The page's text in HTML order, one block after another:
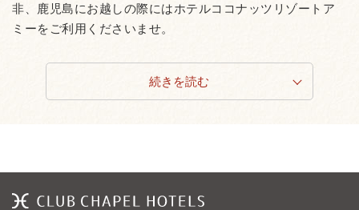
非、鹿児島にお越しの際にはホテルココナッツリゾートア
ミーをご利用くださいませ。
続きを読む